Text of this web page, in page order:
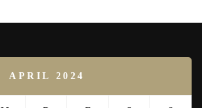
APRIL 2024